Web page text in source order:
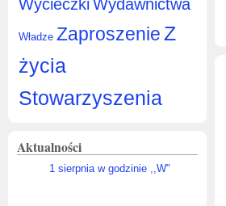
Wycieczki Wydawnictwa
Władze ZaproszenieZ
życia
Stowarzyszenia
Aktualności
1 sierpnia w godzinie ,,W"